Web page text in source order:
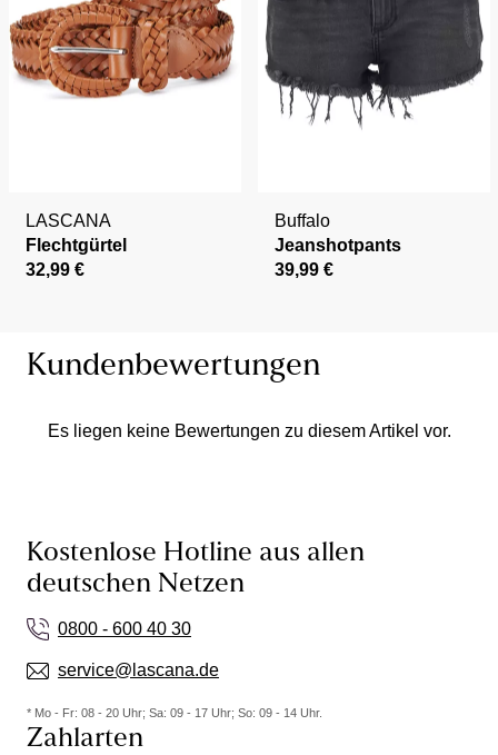
LASCANA
Flechtgürtel
32,99 €
Buffalo
Jeanshotpants
39,99 €
Kundenbewertungen
Es liegen keine Bewertungen zu diesem Artikel vor.
Kostenlose Hotline aus allen
deutschen Netzen
0800 - 600 40 30
service@lascana.de
* Mo - Fr: 08 - 20 Uhr; Sa: 09 - 17 Uhr; So: 09 - 14 Uhr.
Zahlarten